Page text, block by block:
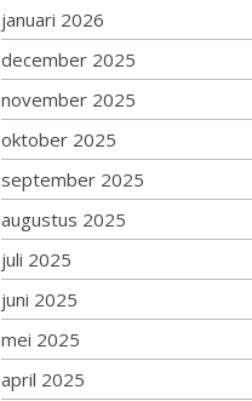
januari 2026
december 2025
november 2025
oktober 2025
september 2025
augustus 2025
juli 2025
juni 2025
mei 2025
april 2025